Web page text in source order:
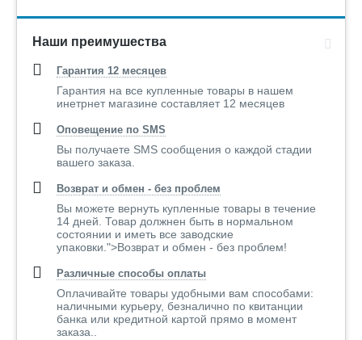
Наши преимушества
Гарантия 12 месяцев
Гарантия на все купленные товары в нашем
инетрнет магазине составляет 12 месяцев
Оповещение по SMS
Вы получаете SMS сообщения о каждой стадии
вашего заказа.
Возврат и обмен - без проблем
Вы можете вернуть купленные товары в течение
14 дней. Товар должнен быть в нормальном
состоянии и иметь все заводские
упаковки.">Возврат и обмен - без проблем!
Различные способы оплаты
Оплачивайте товары удобными вам способами:
наличными курьеру, безналично по квитанции
банка или кредитной картой прямо в момент
заказа..